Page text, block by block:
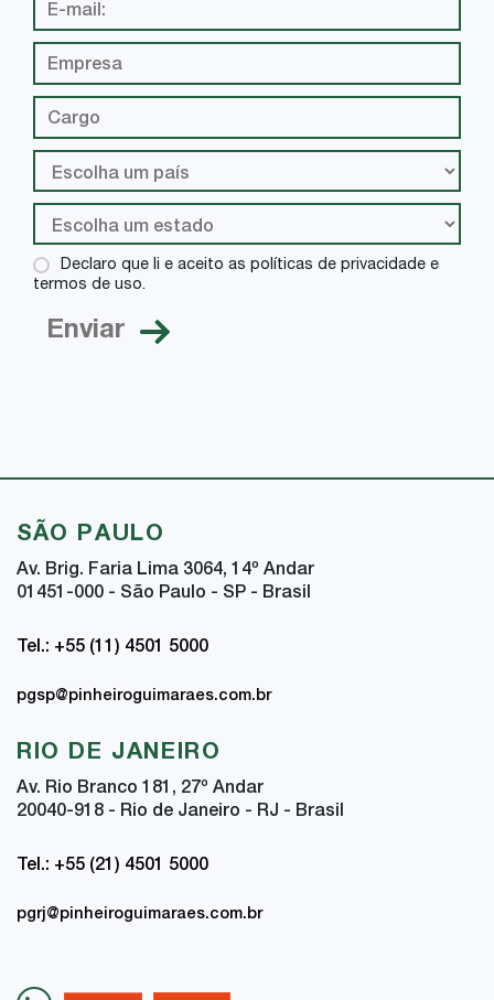
Declaro que li e aceito as políticas de privacidade e
termos de uso.
SÃO PAULO
Av. Brig. Faria Lima 3064, 14º Andar
01451-000 - São Paulo - SP - Brasil
Tel.: +55 (11) 4501 5000
pgsp@pinheiroguimaraes.com.br
RIO DE JANEIRO
Av. Rio Branco 181, 27º Andar
20040-918 - Rio de Janeiro - RJ - Brasil
Tel.: +55 (21) 4501 5000
pgrj@pinheiroguimaraes.com.br